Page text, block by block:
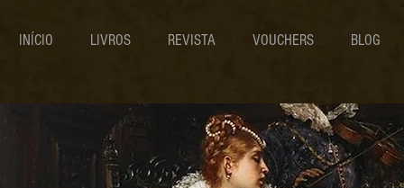
INÍCIO LIVROS REVISTA VOUCHERS BLOG